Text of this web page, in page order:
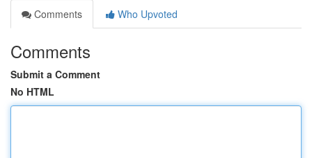
Comments
Who Upvoted
Comments
Submit a Comment
No HTML